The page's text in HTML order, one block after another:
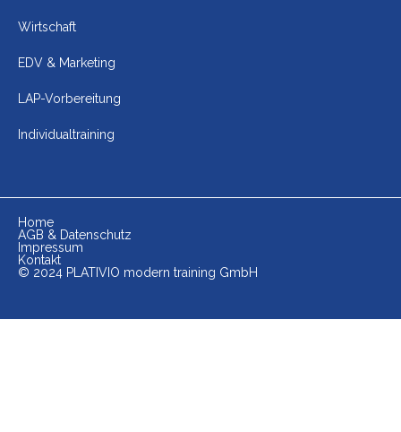
Wirtschaft
EDV & Marketing
LAP-Vorbereitung
Individualtraining
Home
AGB & Datenschutz
Impressum
Kontakt
© 2024 PLATIVIO modern training GmbH